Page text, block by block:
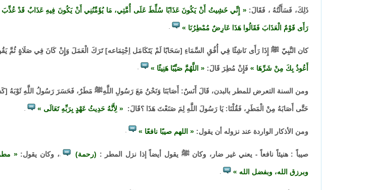
ذَلِكَ، فَسَأَلْتُهُ ، فَقَالَ: إِنِّي خَشِيتُ أَنْ يَكُونَ عَذَابًا سُلِّطَ عَلَى أُمَّتِي، مَا يُؤَمِّنُنِي أَنْ يَكُونَ فِيهِ عَذَابٌ قَدْ عُذِّبَ
رَأَى قَوْمٌ الْعَذَابَ فَقَالُوا هَذَا عَارِضٌ مُمْطِرُنَا
كان النَّبِيّ ﷺ إِذَا رَأَى نَاشِئًا فِي أُفُقِ السَّمَاءِ [سَحَابًا لَمْ يَتَكَامَل اِجْتِمَاعه] تَرَكَ الْعَمَلَ وَإِنْ كَانَ فِي صَلَاةٍ ثُمَّ
أَعُوذُ بِكَ مِنْ شَرِّهَا فَإِنْ مُطِرَ قَالَ: اللَّهُمَّ صَيِّبًا هَنِيئًا
ومن السنة التعرض للمطر بالبدن، قَالَ أَنَسٌ: أَصَابَنَا وَنَحْنُ مَعَ رَسُولِ اللَّهِﷺ مَطَرٌ، فَحَسَرَ رَسُولُ اللَّهِ ثَوْبَهُ
حَتَّى أَصَابَهُ مِنْ الْمَطَرِ، فَقُلْنَا: يَا رَسُولَ اللَّهِ لِمَ صَنَعْتَ هَذَا ؟قَالَ: لِأَنَّهُ حَدِيثُ عَهْدٍ بِرَبِّهِ تَعَالَى .
ومن الأذكار الواردة عند نزوله أن يقول: اللهم صيبًا نافعًا
صيباً : هنيئاً نافعاً - يعني غير ضار، وكان ﷺ يقول أيضاً إذا نزل المطر : (رحمة) .، وكان يقول:
وبرزق الله، وبفضل الله .